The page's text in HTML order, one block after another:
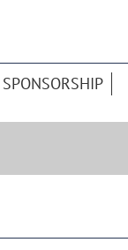
SPONSORSHIP